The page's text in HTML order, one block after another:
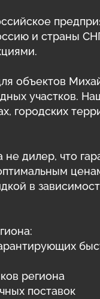
и страны
объектов
участков.
городских
дилер, что
в
региона
поставок